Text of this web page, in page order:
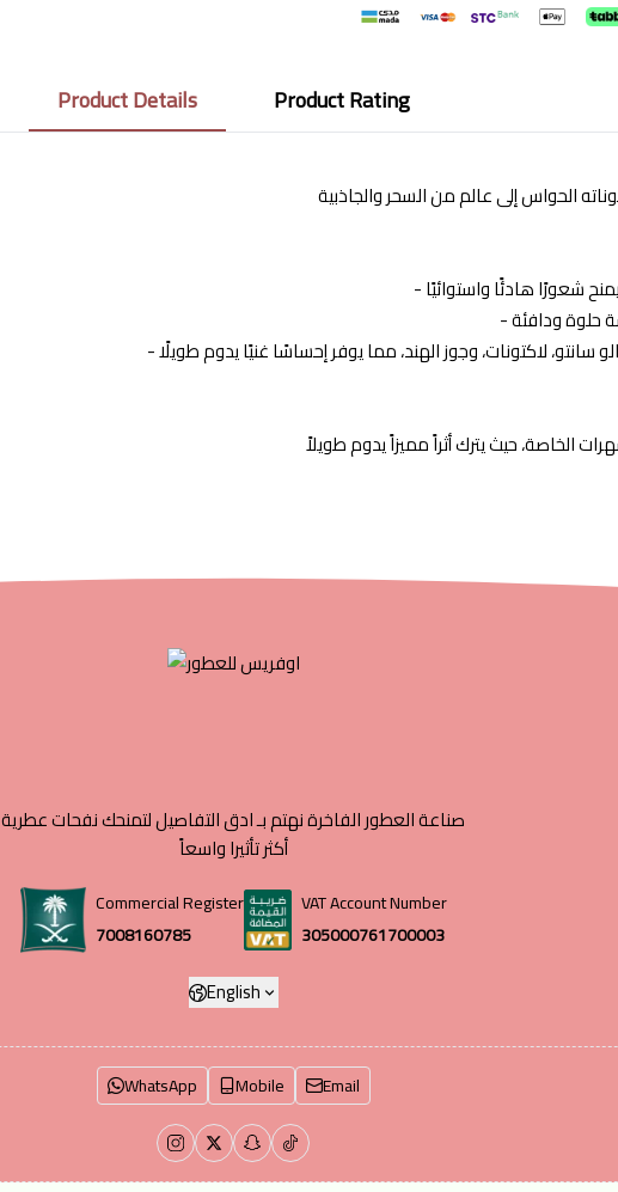
Product Details Product Rating
صناعة العطور الفاخرة نهتم بـ ادق التفاصيل لتمنحك نفحات عطرية
أكثر تأثيرا واسعاً
Commercial Register
7008160785
VAT Account Number
305000761700003
English
WhatsApp Mobile Email